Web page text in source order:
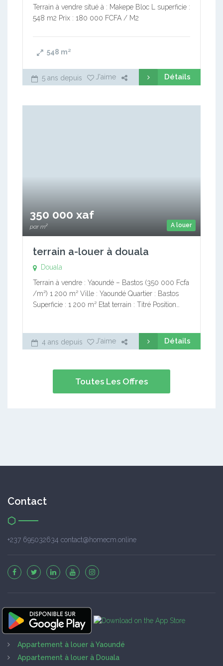
Terrain à vendre situé à : Makepe Bloc L superficie :
548 m2 Prix : 180 000 FCFA / M2
548 m²
5 ans depuis J'aime Détails
A louer
350 000 xaf
par m²
terrain a-louer à douala
Douala
Terrain à vendre : Yaoundé – Bastos (350 000 Fcfa
/m²) 1 200 m² Ville : Yaoundé Quartier : Bastos
Superficie : 1 200 m² Etat terrain : Titré Position…
4 ans depuis J'aime Détails
Toutes Les Offres
Contact
+237 695032634 contact@homecm.online
Appartement à louer à Yaoundé
Appartement à louer à Douala